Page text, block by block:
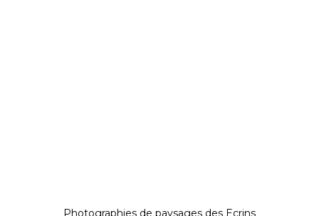
Photographies de paysages des Ecrins